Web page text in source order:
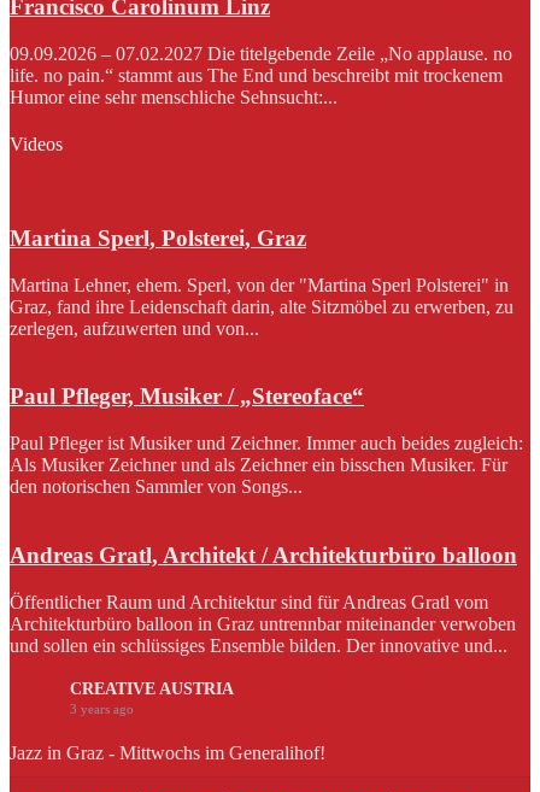
Francisco Carolinum Linz
09.09.2026 – 07.02.2027 Die titelgebende Zeile „No applause. no
life. no pain.“ stammt aus The End und beschreibt mit trockenem
Humor eine sehr menschliche Sehnsucht:...
Videos
Martina Sperl, Polsterei, Graz
Martina Lehner, ehem. Sperl, von der "Martina Sperl Polsterei" in
Graz, fand ihre Leidenschaft darin, alte Sitzmöbel zu erwerben, zu
zerlegen, aufzuwerten und von...
Paul Pfleger, Musiker / „Stereoface“
Paul Pfleger ist Musiker und Zeichner. Immer auch beides zugleich:
Als Musiker Zeichner und als Zeichner ein bisschen Musiker. Für
den notorischen Sammler von Songs...
Andreas Gratl, Architekt / Architekturbüro balloon
Öffentlicher Raum und Architektur sind für Andreas Gratl vom
Architekturbüro balloon in Graz untrennbar miteinander verwoben
und sollen ein schlüssiges Ensemble bilden. Der innovative und...
CREATIVE AUSTRIA
3 years ago
Jazz in Graz - Mittwochs im Generalihof!